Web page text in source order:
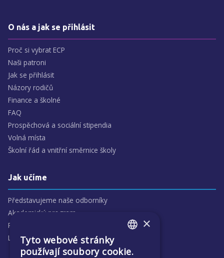
O nás a jak se přihlásit
Proč si vybrat ECP
Naši patroni
Jak se přihlásit
Názory rodičů
Finance a školné
FAQ
Prospěchová a sociální stipendia
Volná místa
Školní řád a vnitřní směrnice školy
Jak učíme
Představujeme naše odborníky
Akademický program
Předmětové oblasti
Lidé
×
Tyto webové stránky
používají soubory cookie.